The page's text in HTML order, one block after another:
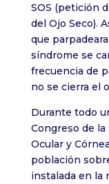
SOS (petición
del Ojo Seco).
que
síndrome se
frecuencia de
no se cierra el
Durante todo
Congreso de la
Ocular y
población
instalada en la